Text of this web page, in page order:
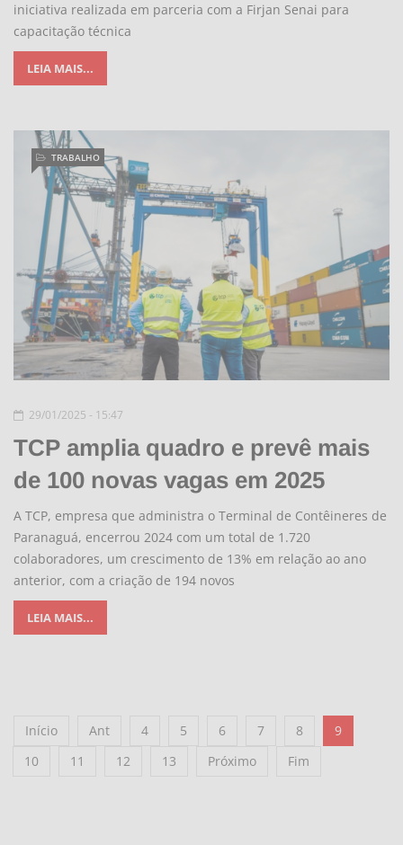
iniciativa realizada em parceria com a Firjan Senai para
capacitação técnica
LEIA MAIS...
TRABALHO
29/01/2025 - 15:47
TCP amplia quadro e prevê mais
de 100 novas vagas em 2025
A TCP, empresa que administra o Terminal de Contêineres de
Paranaguá, encerrou 2024 com um total de 1.720
colaboradores, um crescimento de 13% em relação ao ano
anterior, com a criação de 194 novos
LEIA MAIS...
Início Ant 4 5 6 7 8
9
10
11 12 13 Próximo Fim